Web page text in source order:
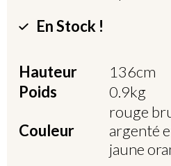
En Stock !
Hauteur
136cm
Poids
0.9kg
Couleur
rouge
argenté
jaune